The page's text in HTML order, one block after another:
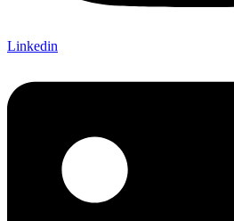
Linkedin